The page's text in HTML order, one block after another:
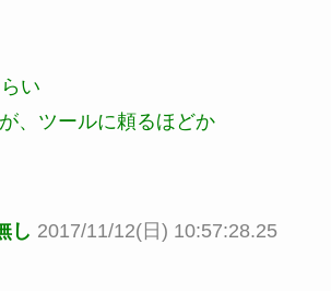
い
、ツールに頼るほどか
し 2017/11/12(日) 10:57:28.25